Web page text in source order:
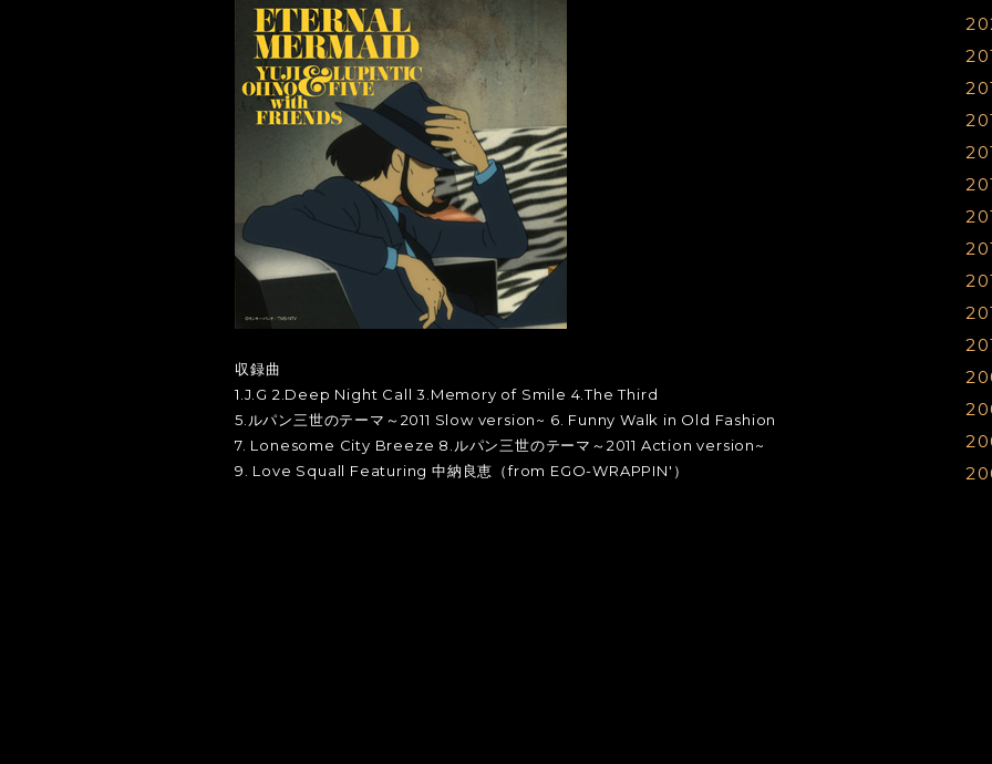
収録曲
1.J.G 2.Deep Night Call 3.Memory of Smile 4.The Third
5.ルパン三世のテーマ～2011 Slow version~ 6. Funny Walk in Old Fashion
7. Lonesome City Breeze 8.ルパン三世のテーマ～2011 Action version~
9. Love Squall Featuring 中納良恵（from EGO-WRAPPIN'）
11
10
12
11
12
11
12
11
10
12
11
12
11
10
12
11
12
11
12
11
12
11
12